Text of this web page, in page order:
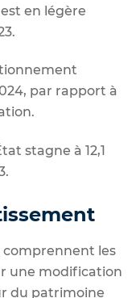
en légère
par rapport à
stagne à 12,1
comprennent les
une modification
du patrimoine